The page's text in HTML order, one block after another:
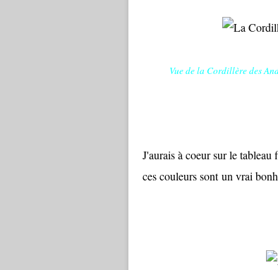
Vue de la Cordillère des
J'aurais à coeur sur le tableau
ces couleurs sont un vrai